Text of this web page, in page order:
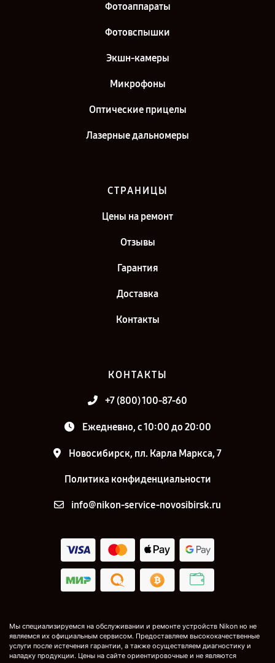
Фотоаппараты
Фотовспышки
Экшн-камеры
Микрофоны
Оптические прицелы
Лазерные дальномеры
СТРАНИЦЫ
Цены на ремонт
Отзывы
Гарантия
Доставка
Контакты
КОНТАКТЫ
+7 (800) 100-87-60
Ежедневно, с 10:00 до 20:00
Новосибирск, пл. Карла Маркса, 7
Политика конфиденциальности
info@nikon-service-novosibirsk.ru
Мы специализируемся на обслуживании и ремонте устройств Nikon но не
являемся их официальным сервисом. Предоставляем высококачественные
услуги после истечения гарантии, а также осуществляем диагностику и
наладку продукции. Цены на сайте ориентировочные и не являются